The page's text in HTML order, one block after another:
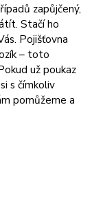
zapůjčený,
Stačí ho
Pojišťovna
– toto
už poukaz
s čímkoliv
pomůžeme a